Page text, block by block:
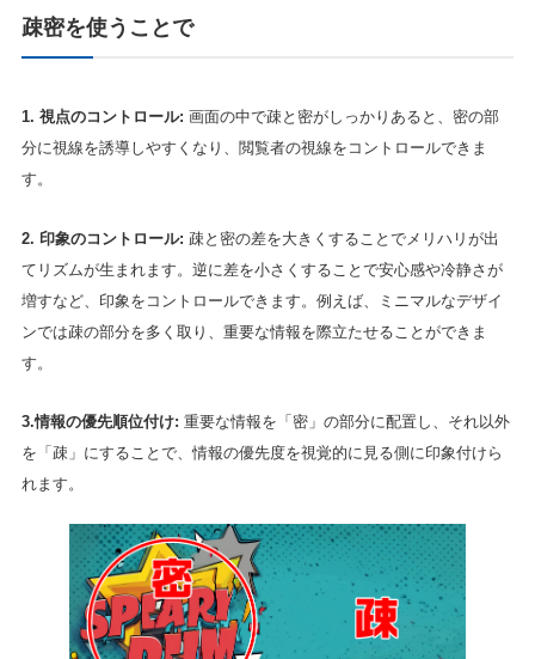
疎密を使うことで
1. 視点のコントロール: 画面の中で疎と密がしっかりあると、密の部
分に視線を誘導しやすくなり、閲覧者の視線をコントロールできま
す。
2. 印象のコントロール: 疎と密の差を大きくすることでメリハリが出
てリズムが生まれます。逆に差を小さくすることで安心感や冷静さが
増すなど、印象をコントロールできます。例えば、ミニマルなデザイ
ンでは疎の部分を多く取り、重要な情報を際立たせることができま
す。
3.情報の優先順位付け: 重要な情報を「密」の部分に配置し、それ以外
を「疎」にすることで、情報の優先度を視覚的に見る側に印象付けら
れます。